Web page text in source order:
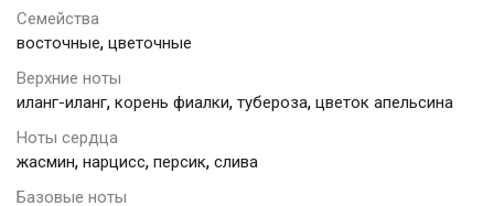
Семейства
восточные, цветочные
Верхние ноты
иланг-иланг, корень фиалки, тубероза, цветок апельсина
Ноты сердца
жасмин, нарцисс, персик, слива
Базовые ноты